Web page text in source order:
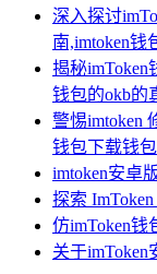
深入探讨
南,imtoken钱
揭秘imToken
钱包的okb的
警惕imtoken
钱包下载钱包
imtoken安卓
探索
仿imToken钱
关于